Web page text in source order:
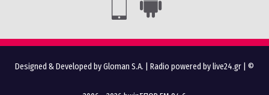
Designed & Developed by Gloman S.A. Radio powered by live24.gr | ©